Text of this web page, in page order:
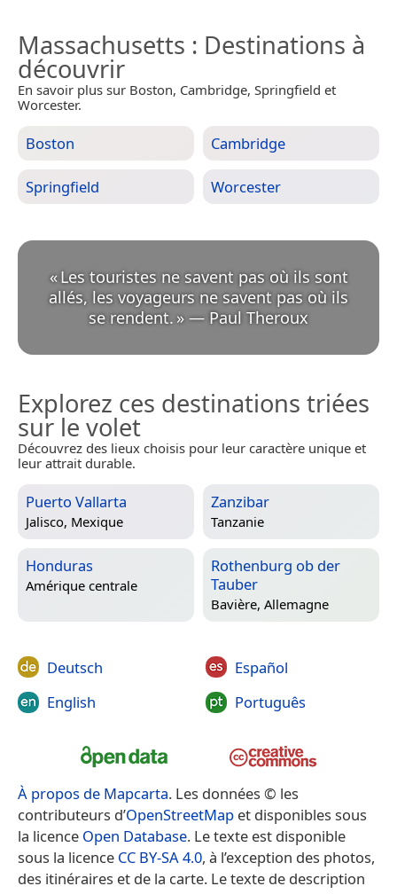
Massachusetts : Destinations à
découvrir
En savoir plus sur Boston, Cambridge, Springfield et
Worcester.
Boston Cambridge
Springfield Worcester
«Les touristes ne savent pas où ils sont
allés, les voyageurs ne savent pas où ils
se rendent. » — Paul Theroux
Explorez ces destinations triées
sur le volet
Découvrez des lieux choisis pour leur caractère unique et
leur attrait durable.
Puerto Vallarta
Jalisco, Mexique
Zanzibar
Tanzanie
Honduras
Amérique centrale
Rothenburg ob der
Tauber
Bavière, Allemagne
Deutsch
English
Español
Português
À propos de Mapcarta. Les données © les
contributeurs d’OpenStreetMap et disponibles sous
la licence Open Database. Le texte est disponible
sous la licence CC BY-SA 4.0, à l’exception des photos,
des itinéraires et de la carte. Le texte de description